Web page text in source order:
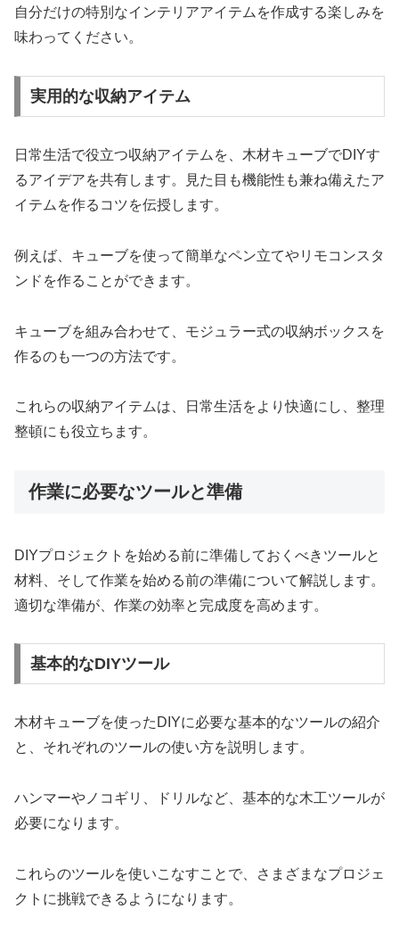
自分だけの特別なインテリアアイテムを作成する楽しみを
味わってください。
実用的な収納アイテム
日常生活で役立つ収納アイテムを、木材キューブでDIYす
るアイデアを共有します。見た目も機能性も兼ね備えたア
イテムを作るコツを伝授します。
例えば、キューブを使って簡単なペン立てやリモコンスタ
ンドを作ることができます。
キューブを組み合わせて、モジュラー式の収納ボックスを
作るのも一つの方法です。
これらの収納アイテムは、日常生活をより快適にし、整理
整頓にも役立ちます。
作業に必要なツールと準備
DIYプロジェクトを始める前に準備しておくべきツールと
材料、そして作業を始める前の準備について解説します。
適切な準備が、作業の効率と完成度を高めます。
基本的なDIYツール
木材キューブを使ったDIYに必要な基本的なツールの紹介
と、それぞれのツールの使い方を説明します。
ハンマーやノコギリ、ドリルなど、基本的な木工ツールが
必要になります。
これらのツールを使いこなすことで、さまざまなプロジェ
クトに挑戦できるようになります。